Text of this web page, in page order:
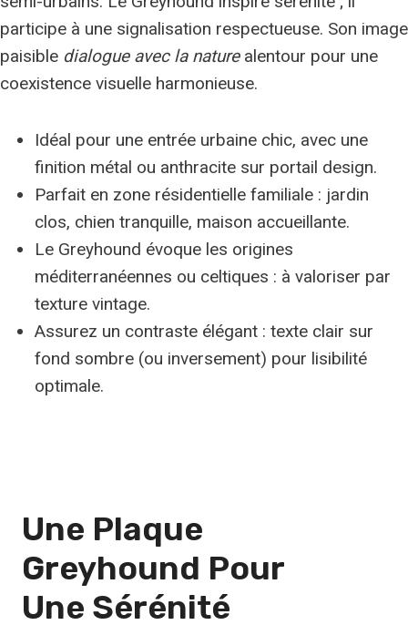
participe à une signalisation respectueuse. Son image
paisible dialogue avec la naturealentour pour une
coexistence visuelle harmonieuse.
Idéal pour une entrée urbaine chic, avec une
finition métal ou anthracite sur portail design.
Parfait en zone résidentielle familiale : jardin
clos, chien tranquille, maison accueillante.
Le Greyhound évoque les origines
méditerranéennes ou celtiques : à valoriser par
texture vintage.
Assurez un contraste élégant : texte clair sur
fond sombre (ou inversement) pour lisibilité
optimale.
Une Plaque
Greyhound Pour
Une Sérénité